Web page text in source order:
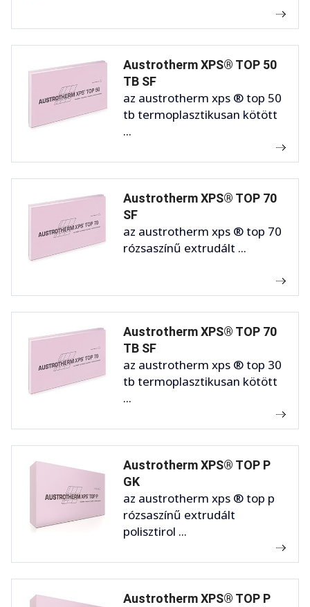
Austrotherm XPS® TOP 50
TB SF
az austrotherm xps ® top 50
tb termoplasztikusan kötött
...
Austrotherm XPS® TOP 70
SF
az austrotherm xps ® top 70
rózsaszínű extrudált ...
Austrotherm XPS® TOP 70
TB SF
az austrotherm xps ® top 30
tb termoplasztikusan kötött
...
Austrotherm XPS® TOP P
GK
az austrotherm xps ® top p
rózsaszínű extrudált
polisztirol ...
Austrotherm XPS® TOP P